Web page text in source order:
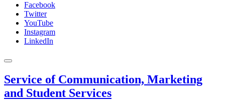
Facebook
Twitter
YouTube
Instagram
LinkedIn
Service of Communication, Marketing
and Student Services